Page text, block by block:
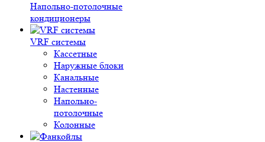
Напольно-потолочные
кондиционеры
VRF системы
Кассетные
Наружные блоки
Канальные
Настенные
Напольно-
потолочные
Колонные